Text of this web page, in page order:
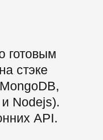
готовым
стэке
Nodejs).
API.